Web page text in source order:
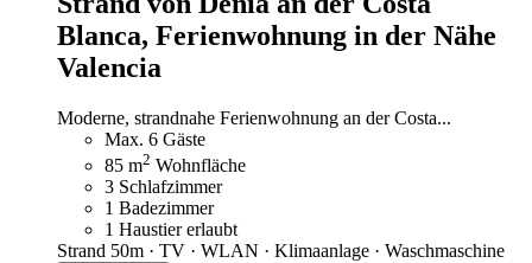
Blanca, Ferienwohnung in der Nähe
Valencia
Moderne, strandnahe Ferienwohnung an der Costa...
Max. 6 Gäste
85 m2 Wohnfläche
3 Schlafzimmer
1 Badezimmer
1 Haustier erlaubt
Strand 50m · TV · WLAN · Klimaanlage · Waschmaschine